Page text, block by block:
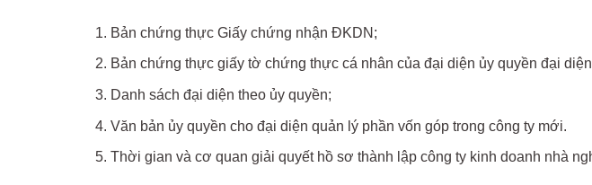
Bản chứng thực Giấy chứng nhận ĐKDN;
Bản chứng thực giấy tờ chứng thực cá nhân của đại diện ủy quyền đại
Danh sách đại diện theo ủy quyền;
Văn bản ủy quyền cho đại diện quản lý phần vốn góp trong công ty mới.
Thời gian và cơ quan giải quyết hồ sơ thành lập công ty kinh doanh nhà